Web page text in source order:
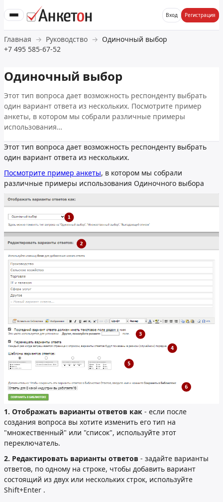
Вход Регистрация
Главная Руководство
Одиночный выбор
+7 495 585-67-52
Одиночный выбор
Этот тип вопроса дает возможность респонденту выбрать
один вариант ответа из нескольких. Посмотрите пример
анкеты, в котором мы собрали различные примеры
использования…
Этот тип вопроса дает возможность респонденту выбрать
один вариант ответа из нескольких.
Посмотрите пример анкеты, в котором мы собрали
различные примеры использования Одиночного выбора
1. Отображать варианты ответов как - если после
создания вопроса вы хотите изменить его тип на
"множественный" или "список", используйте этот
переключатель.
2. Редактировать варианты ответов - задайте варианты
ответов, по одному на строке, чтобы добавить вариант
состоящий из двух или нескольких строк, используйте
Shift+Enter .